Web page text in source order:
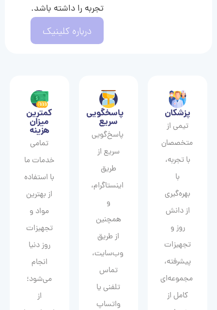
تجربه را داشته باشد.
درباره کلینیک
پزشکان
تیمی از
متخصصان
با تجربه،
با
بهره‌گیری
از دانش
روز و
تجهیزات
پیشرفته،
مجموعه‌ای
کامل از
پاسخگویی
سریع
پاسخ‌گویی
سریع از
طریق
اینستاگرام،
و
همچنین
از طریق
وب‌سایت،
تماس
تلفنی یا
واتساپ
کمترین
میزان
هزینه
تمامی
خدمات ما
با استفاده
از بهترین
مواد و
تجهیزات
روز دنیا
انجام
می‌شود؛
از